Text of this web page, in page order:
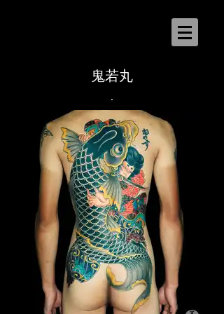
鬼若丸
.